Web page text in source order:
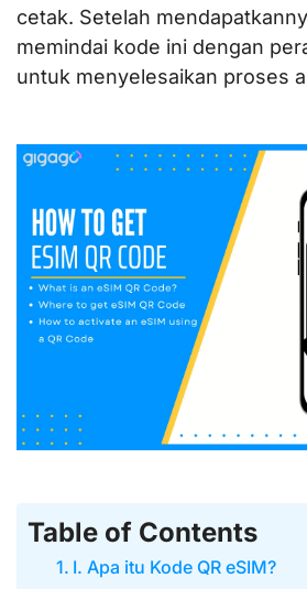
cetak. Setelah
memindai kode ini dengan
untuk menyelesaikan proses
Table of Contents
I. Apa itu Kode QR eSIM?